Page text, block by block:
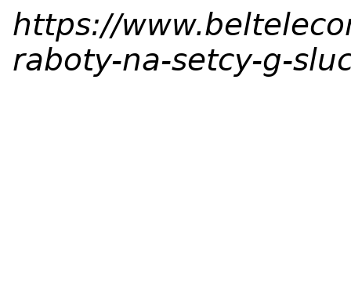
https://
raboty-na-setcy-g-